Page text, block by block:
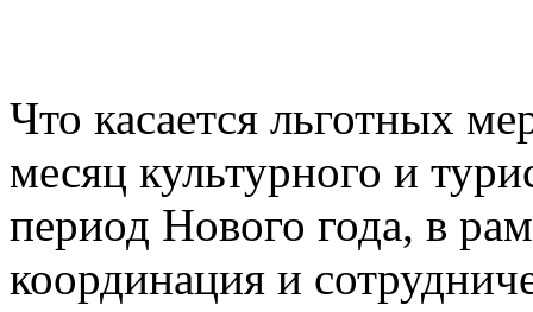
Что касается льготных
месяц культурного и
период Нового года, в
координация и